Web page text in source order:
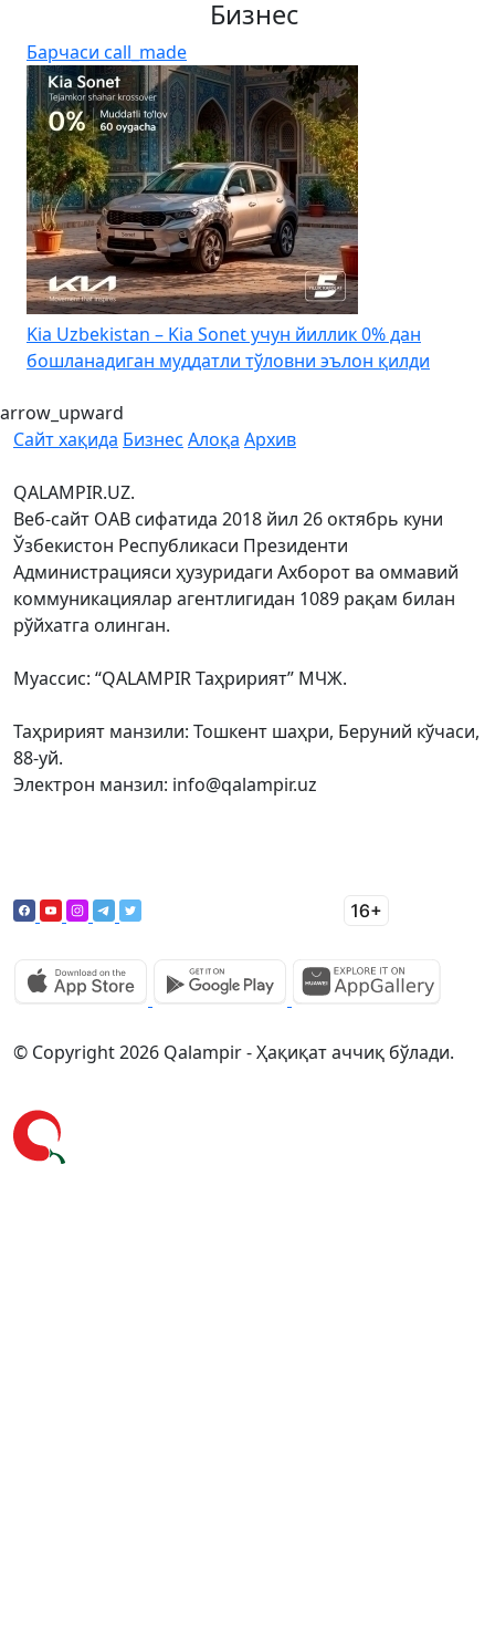
Бизнес
Барчаси call_made
Kia Uzbekistan – Kia Sonet учун йиллик 0% дан
бошланадиган муддатли тўловни эълон қилди
arrow_upward
Сайт хақида Бизнес Алоқа Архив
QALAMPIR.UZ.
Веб-сайт ОАВ сифатида 2018 йил 26 октябрь куни
Ўзбекистон Республикаси Президенти
Администрацияси ҳузуридаги Ахборот ва оммавий
коммуникациялар агентлигидан 1089 рақам билан
рўйхатга олинган.
Муассис: “QALAMPIR Таҳририят” МЧЖ.
Таҳририят манзили: Тошкент шаҳри, Беруний кўчаси,
88-уй.
Электрон манзил: info@qalampir.uz
© Copyright 2026 Qalampir - Ҳақиқат аччиқ бўлади.